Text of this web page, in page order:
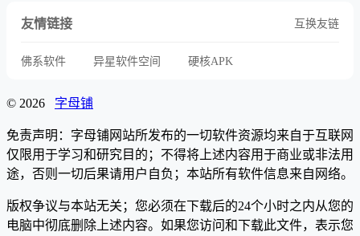
友情链接 互换友链
佛系软件 异星软件空间 硬核APK
© 2026 字母铺
免责声明：字母铺网站所发布的一切软件资源均来自于互联网
仅限用于学习和研究目的；不得将上述内容用于商业或非法用
途，否则一切后果请用户自负；本站所有软件信息来自网络。
版权争议与本站无关；您必须在下载后的24个小时之内从您的
电脑中彻底删除上述内容。如果您访问和下载此文件，表示您